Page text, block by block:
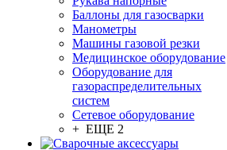
Баллоны для газосварки
Манометры
Машины газовой резки
Медицинское оборудование
Оборудование для
газораспределительных
систем
Сетевое оборудование
+ ЕЩЕ 2